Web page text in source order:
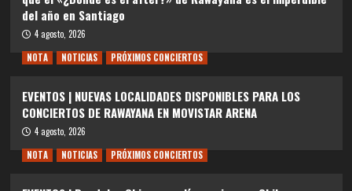
del año en Santiago
4 agosto, 2026
NOTA
NOTICIAS PRÓXIMOS CONCIERTOS
EVENTOS | NUEVAS LOCALIDADES DISPONIBLES PARA LOS
CONCIERTOS DE RAWAYANA EN MOVISTAR ARENA
4 agosto, 2026
NOTA
NOTICIAS PRÓXIMOS CONCIERTOS